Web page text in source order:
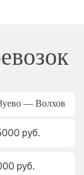
— Волхов
руб.
руб.